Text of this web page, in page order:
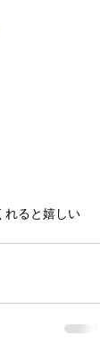
れると嬉しい